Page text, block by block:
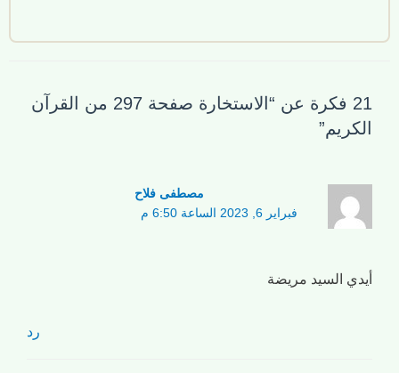
21 فكرة عن “الاستخارة صفحة 297 من القرآن
الكريم”
مصطفی فلاح
فبراير 6, 2023 الساعة 6:50 م
أيدي السيد مريضة
رد